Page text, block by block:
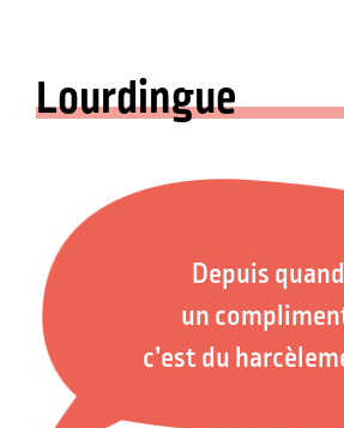
Lourdingue
Depuis quand
un
c’est du